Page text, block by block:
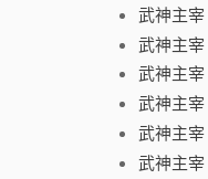
武神主宰
武神主宰
武神主宰
武神主宰
武神主宰
武神主宰